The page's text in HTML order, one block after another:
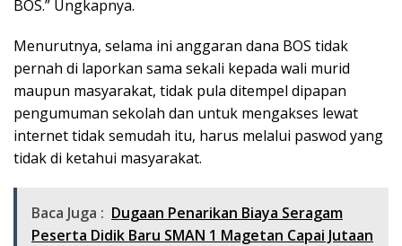
BOS.” Ungkapnya.
Menurutnya, selama ini anggaran dana BOS tidak
pernah di laporkan sama sekali kepada wali murid
maupun masyarakat, tidak pula ditempel dipapan
pengumuman sekolah dan untuk mengakses lewat
internet tidak semudah itu, harus melalui paswod yang
tidak di ketahui masyarakat.
Baca Juga : Dugaan Penarikan Biaya Seragam
Peserta Didik Baru SMAN 1 Magetan Capai Jutaan